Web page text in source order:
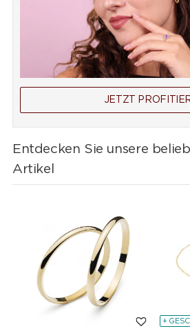
JETZT
Entdecken Sie unsere
Artikel
+